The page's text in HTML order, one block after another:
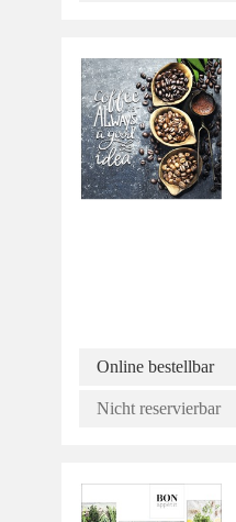
Online bestellbar
Nicht reservierbar